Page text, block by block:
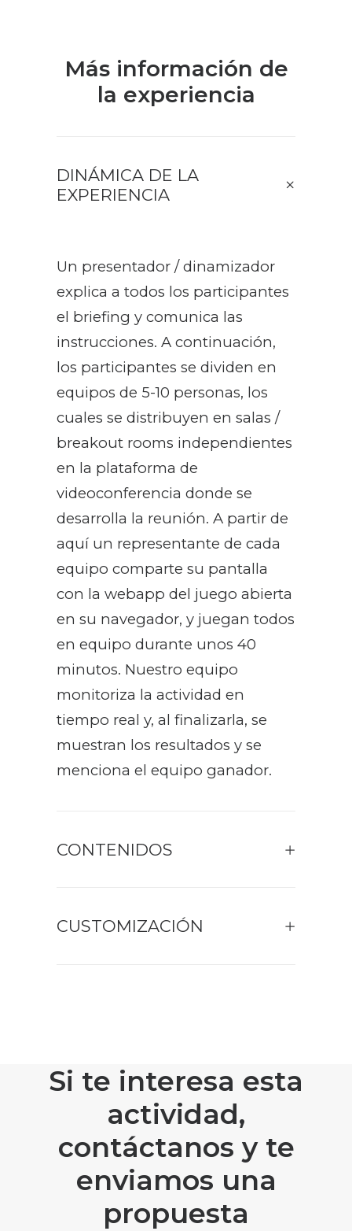
Más información de
la experiencia
DINÁMICA DE LA
EXPERIENCIA
Un presentador / dinamizador
explica a todos los participantes
el briefing y comunica las
instrucciones. A continuación,
los participantes se dividen en
equipos de 5-10 personas, los
cuales se distribuyen en salas /
breakout rooms independientes
en la plataforma de
videoconferencia donde se
desarrolla la reunión. A partir de
aquí un representante de cada
equipo comparte su pantalla
con la webapp del juego abierta
en su navegador, y juegan todos
en equipo durante unos 40
minutos. Nuestro equipo
monitoriza la actividad en
tiempo real y, al finalizarla, se
muestran los resultados y se
menciona el equipo ganador.
CONTENIDOS
CUSTOMIZACIÓN
Si te interesa esta
actividad,
contáctanos y te
enviamos una
propuesta